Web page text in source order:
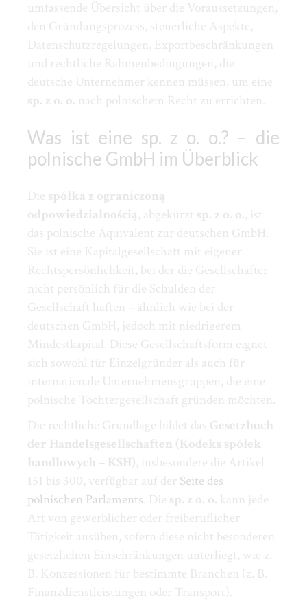
umfassende Übersicht über die Voraussetzungen,
den Gründungsprozess, steuerliche Aspekte,
Datenschutzregelungen, Exportbeschränkungen
und rechtliche Rahmenbedingungen, die
deutsche Unternehmer kennen müssen, um eine
sp. z o. o. nach polnischem Recht zu errichten.
Was ist eine sp. z o. o.? – die
polnische GmbH im Überblick
Die spółka z ograniczoną
odpowiedzialnością, abgekürzt sp. z o. o., ist
das polnische Äquivalent zur deutschen GmbH.
Sie ist eine Kapitalgesellschaft mit eigener
Rechtspersönlichkeit, bei der die Gesellschafter
nicht persönlich für die Schulden der
Gesellschaft haften – ähnlich wie bei der
deutschen GmbH, jedoch mit niedrigerem
Mindestkapital. Diese Gesellschaftsform eignet
sich sowohl für Einzelgründer als auch für
internationale Unternehmensgruppen, die eine
polnische Tochtergesellschaft gründen möchten.
Die rechtliche Grundlage bildet das Gesetzbuch
der Handelsgesellschaften (Kodeks spółek
handlowych – KSH), insbesondere die Artikel
151 bis 300, verfügbar auf der Seite des
polnischen Parlaments. Die sp. z o. o. kann jede
Art von gewerblicher oder freiberuflicher
Tätigkeit ausüben, sofern diese nicht besonderen
gesetzlichen Einschränkungen unterliegt, wie z.
B. Konzessionen für bestimmte Branchen (z. B.
Finanzdienstleistungen oder Transport).